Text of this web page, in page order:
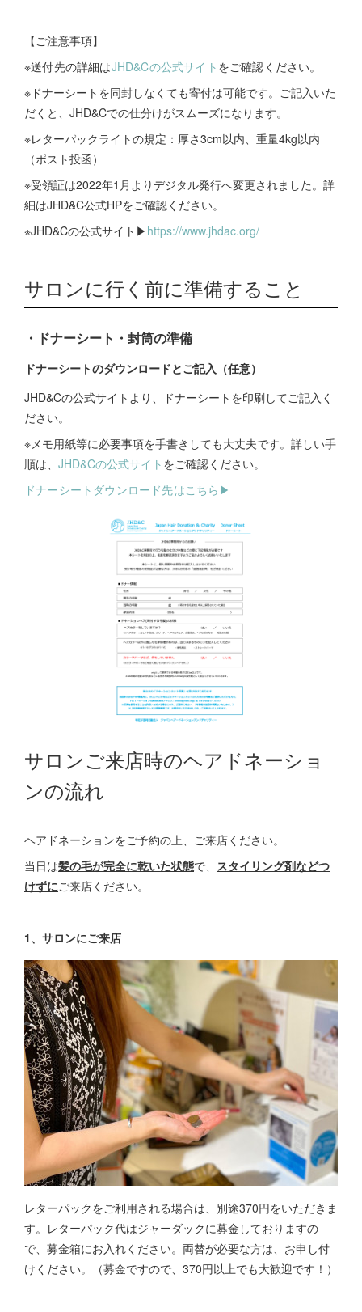
【ご注意事項】
※送付先の詳細はJHD&Cの公式サイト をご確認ください。
※ドナーシートを同封しなくても寄付は可能です。ご記入いた
だくと、JHD&Cでの仕分けがスムーズになります。
※レターパックライトの規定：厚さ3cm以内、重量4kg以内
（ポスト投函）
※受領証は2022年1月よりデジタル発行へ変更されました。詳
細はJHD&C公式HPをご確認ください。
※JHD&Cの公式サイト▶︎ https://www.jhdac.org/
サロンに行く前に準備すること
・ドナーシート・封筒の準備
ドナーシートのダウンロードとご記入（任意）
JHD&Cの公式サイトより、ドナーシートを印刷してご記入く
ださい。
※メモ用紙等に必要事項を手書きしても大丈夫です。詳しい手
順は、 JHD&Cの公式サイト をご確認ください。
ドナーシートダウンロード先はこちら▶︎
サロンご来店時のヘアドネーショ
ンの流れ
ヘアドネーションをご予約の上、ご来店ください。
当日は髪の毛が完全に乾いた状態で、 スタイリング剤などつ
けずにご来店ください。
1、サロンにご来店
レターパックをご利用される場合は、別途370円をいただきま
す。レターパック代はジャーダックに募金しておりますの
で、募金箱にお入れください。両替が必要な方は、お申し付
けください。（募金ですので、370円以上でも大歓迎です！）